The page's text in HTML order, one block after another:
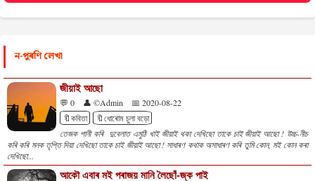
ন-পুৰণি লেখা
জীয়াই আছো
💬 0 👤 ©Admin
📅 2020-08-22
🔖কবিতা
🔖ধোৰোম চুলা বড়ো
তেজক পানী কৰি দুবেলাত এমুঠি খাই জীয়াই থকা দেখিছো তাকে চাই জীয়াই আছো ! উচ্চ-নীচ
কৰি কৰি মনক তৃপ্তি দিয়া দেখিছো তাকে চাই জীয়াই আছো ! সাধাৰণ কথাক অসাধাৰণ কৰি তুমি কোন, মই কোন কৰা
দেখিছো...
আকৌ এবাৰ মই পৰাজয় মানি লৈছোঁ-জ্ক পাই